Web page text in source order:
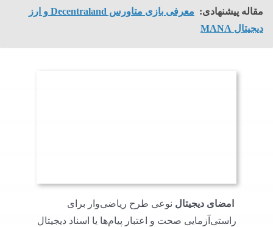
مقاله پیشنهادی:
معرفی بازی متاورس Decentraland و ارز
دیجیتال MANA
امضای دیجیتال نوعی طرح ریاضی‌وار برای
راستی‌آزمایی صحت و اعتبار پیام‌ها یا اسناد دیجیتال